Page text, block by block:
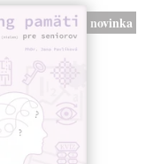
novinka